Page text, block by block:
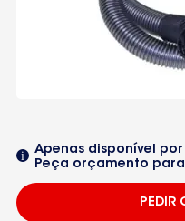
Apenas disponível
Peça orçamento
PEDIR